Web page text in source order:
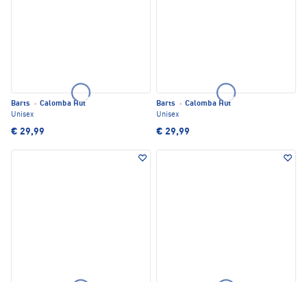
Barts · Calomba Hut
Unisex
€ 29,99
Barts · Calomba Hut
Unisex
€ 29,99